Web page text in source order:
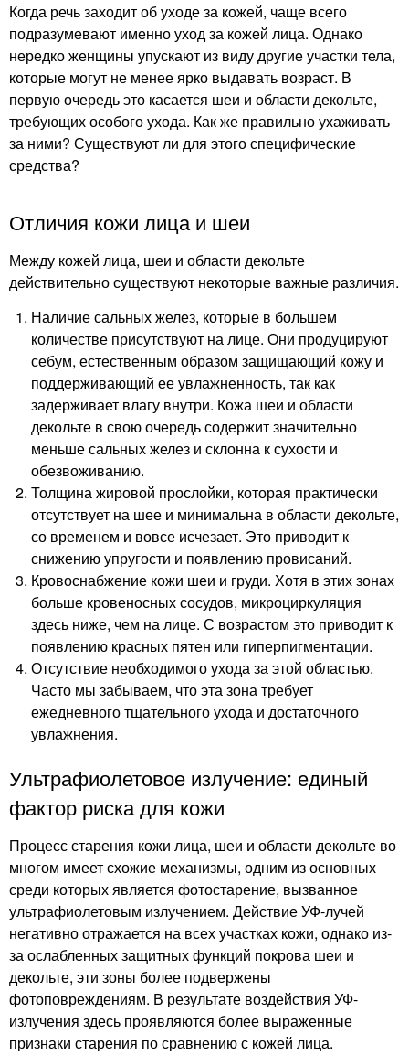
Когда речь заходит об уходе за кожей, чаще всего
подразумевают именно уход за кожей лица. Однако
нередко женщины упускают из виду другие участки тела,
которые могут не менее ярко выдавать возраст. В
первую очередь это касается шеи и области декольте,
требующих особого ухода. Как же правильно ухаживать
за ними? Существуют ли для этого специфические
средства?
Отличия кожи лица и шеи
Между кожей лица, шеи и области декольте
действительно существуют некоторые важные различия.
Наличие сальных желез, которые в большем
количестве присутствуют на лице. Они продуцируют
себум, естественным образом защищающий кожу и
поддерживающий ее увлажненность, так как
задерживает влагу внутри. Кожа шеи и области
декольте в свою очередь содержит значительно
меньше сальных желез и склонна к сухости и
обезвоживанию.
Толщина жировой прослойки, которая практически
отсутствует на шее и минимальна в области декольте,
со временем и вовсе исчезает. Это приводит к
снижению упругости и появлению провисаний.
Кровоснабжение кожи шеи и груди. Хотя в этих зонах
больше кровеносных сосудов, микроциркуляция
здесь ниже, чем на лице. С возрастом это приводит к
появлению красных пятен или гиперпигментации.
Отсутствие необходимого ухода за этой областью.
Часто мы забываем, что эта зона требует
ежедневного тщательного ухода и достаточного
увлажнения.
Ультрафиолетовое излучение: единый
фактор риска для кожи
Процесс старения кожи лица, шеи и области декольте во
многом имеет схожие механизмы, одним из основных
среди которых является фотостарение, вызванное
ультрафиолетовым излучением. Действие УФ-лучей
негативно отражается на всех участках кожи, однако из-
за ослабленных защитных функций покрова шеи и
декольте, эти зоны более подвержены
фотоповреждениям. В результате воздействия УФ-
излучения здесь проявляются более выраженные
признаки старения по сравнению с кожей лица.